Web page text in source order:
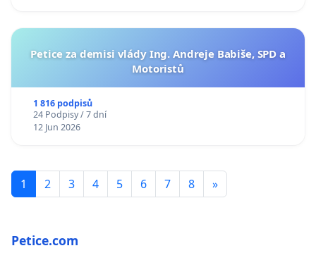
Petice za demisi vlády Ing. Andreje Babiše, SPD a
Motoristů
1 816 podpisů
24 Podpisy / 7 dní
12 Jun 2026
1 2 3 4 5 6 7 8 »
Petice.com